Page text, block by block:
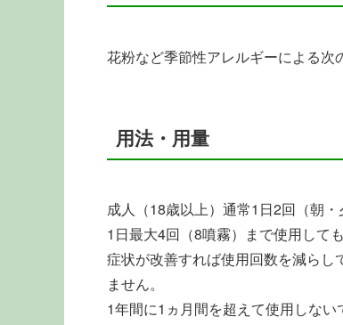
花粉など季節性アレルギーによる
用法・用量
成人（18歳以上）通常1日2回（朝
1日最大4回（8噴霧）まで使用して
症状が改善すれば使用回数を減ら
ません。
1年間に1ヵ月間を超えて使用しない